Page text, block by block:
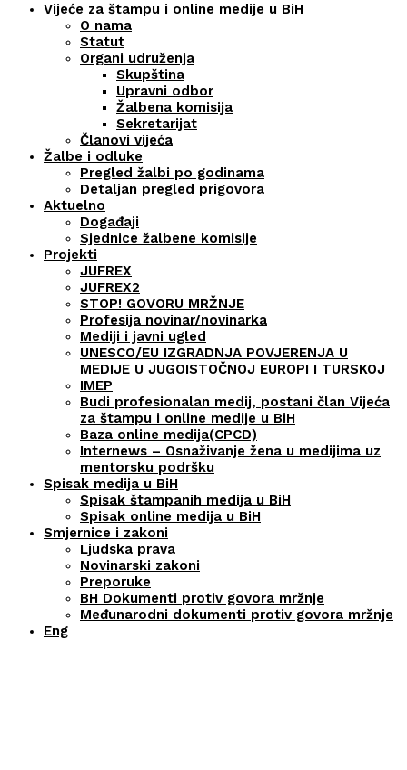
Vijeće za štampu i online medije u BiH
O nama
Statut
Organi udruženja
Skupština
Upravni odbor
Žalbena komisija
Sekretarijat
Članovi vijeća
Žalbe i odluke
Pregled žalbi po godinama
Detaljan pregled prigovora
Aktuelno
Događaji
Sjednice žalbene komisije
Projekti
JUFREX
JUFREX2
STOP! GOVORU MRŽNJE
Profesija novinar/novinarka
Mediji i javni ugled
UNESCO/EU IZGRADNJA POVJERENJA U
MEDIJE U JUGOISTOČNOJ EUROPI I TURSKOJ
IMEP
Budi profesionalan medij, postani član Vijeća
za štampu i online medije u BiH
Baza online medija(CPCD)
Internews – Osnaživanje žena u medijima uz
mentorsku podršku
Spisak medija u BiH
Spisak štampanih medija u BiH
Spisak online medija u BiH
Smjernice i zakoni
Ljudska prava
Novinarski zakoni
Preporuke
BH Dokumenti protiv govora mržnje
Međunarodni dokumenti protiv govora mržnje
Eng